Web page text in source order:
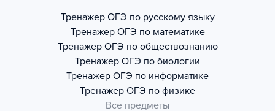
Тренажер ОГЭ по русскому языку
Тренажер ОГЭ по математике
Тренажер ОГЭ по обществознанию
Тренажер ОГЭ по биологии
Тренажер ОГЭ по информатике
Тренажер ОГЭ по физике
Все предметы